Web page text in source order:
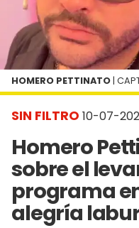
SIN FILTRO 10-07-
Homero
sobre el
programa
alegría
HOMERO PETTINATO |